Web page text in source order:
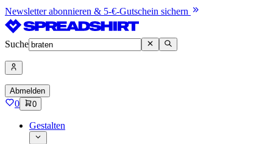
Newsletter abonnieren & 5-€-Gutschein sichern
Suche
Abmelden
0 0
Gestalten